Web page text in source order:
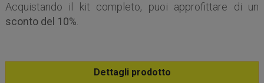
Acquistando il kit completo, puoi approfittare di un
sconto del 10%
Dettagli prodotto